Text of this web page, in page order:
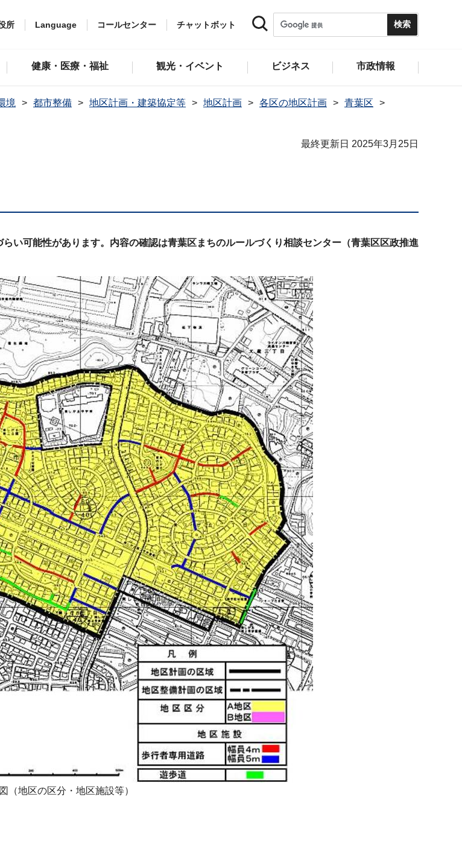
所 Language コールセンター チャットボット
健康・医療・福祉 観光・イベント ビジネス 市政情報
境 都市整備 地区計画・建築協定等 地区計画 各区の地区計画
青葉区
最終更新日 2025年3月25日
い可能性があります。内容の確認は青葉区まちのルールづくり相談センター（青葉区区政推進
（地区の区分・地区施設等）